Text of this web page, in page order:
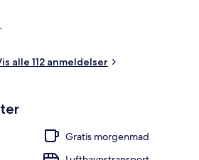
retter og er åben til
Andre højdepunkter på dette
omfatter 3 barer ved poolen, en natklub
alle 112 anmeldelser
Gratis morgenmad